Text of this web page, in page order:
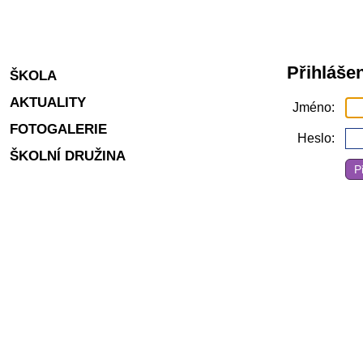
Jméno
Heslo
ŠKOLA
AKTUALITY
FOTOGALERIE
ŠKOLNÍ DRUŽINA